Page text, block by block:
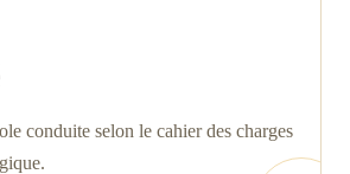
conduite selon le cahier des charges